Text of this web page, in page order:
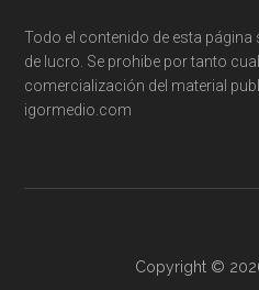
Todo el contenido de esta
de lucro. Se prohibe por tanto
comercialización del material
igormedio.com
Copyright ©